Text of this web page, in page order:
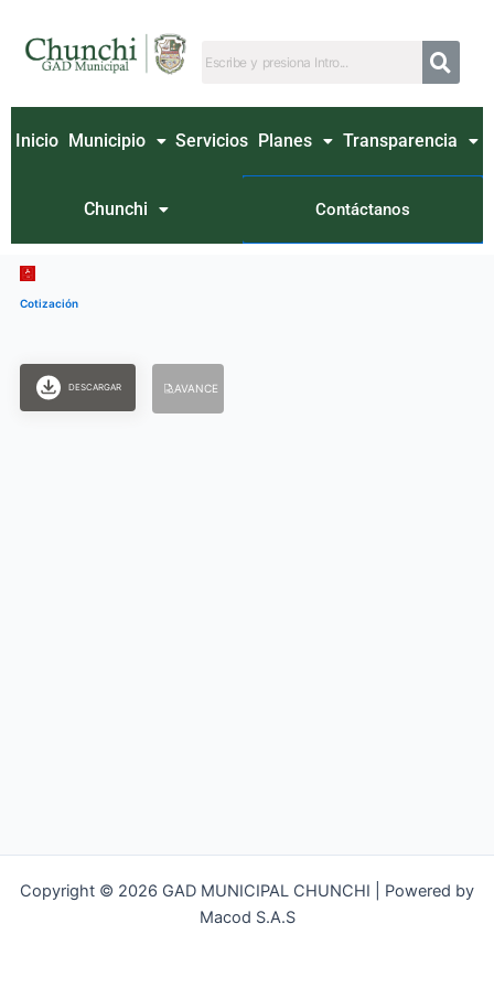
contenido
Inicio Municipio Servicios Planes Transparencia
Chunchi Contáctanos
Cotización
DESCARGAR AVANCE
Copyright © 2026 GAD MUNICIPAL CHUNCHI | Powered by
Macod S.A.S